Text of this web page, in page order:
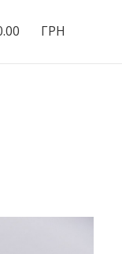
ГРН